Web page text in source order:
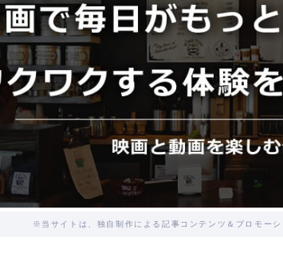
※当サイトは、独自制作による記事コンテンツ＆プロモーシ